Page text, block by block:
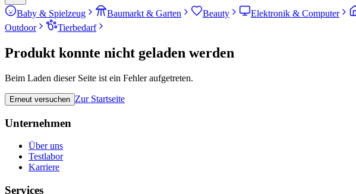
Baby & Spielzeug Baumarkt & Garten Beauty Elektronik & Computer
Outdoor
Tierbedarf
Produkt konnte nicht geladen werden
Beim Laden dieser Seite ist ein Fehler aufgetreten.
Erneut versuchen Zur Startseite
Unternehmen
Über uns
Testlabor
Karriere
Services